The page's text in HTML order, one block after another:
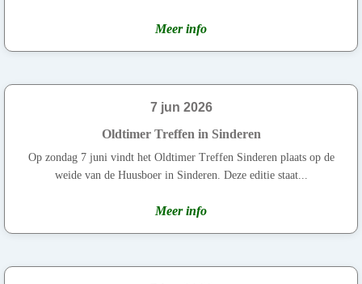
Meer info
7 jun 2026
Oldtimer Treffen in Sinderen
Op zondag 7 juni vindt het Oldtimer Treffen Sinderen plaats op de
weide van de Huusboer in Sinderen. Deze editie staat...
Meer info